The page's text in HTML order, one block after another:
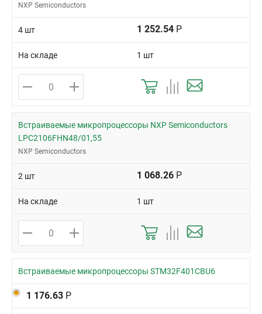
NXP Semiconductors
4 шт 1 252.54 Р
На складе 1 шт
Встраиваемые микропроцессоры NXP Semiconductors
LPC2106FHN48/01,55
NXP Semiconductors
2 шт 1 068.26 Р
На складе 1 шт
Встраиваемые микропроцессоры STM32F401CBU6
1 176.63 Р